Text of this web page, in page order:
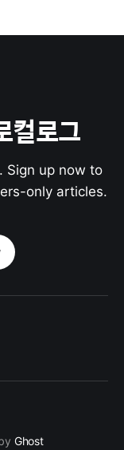
로그
Sign up now to
only articles.
Ghost